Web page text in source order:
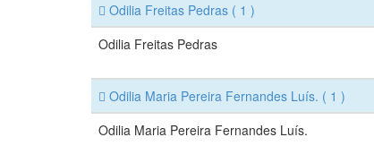
Odilia Freitas Pedras ( 1 )
Odilia Freitas Pedras
Odilia Maria Pereira Fernandes Luís. ( 1 )
Odilia Maria Pereira Fernandes Luís.